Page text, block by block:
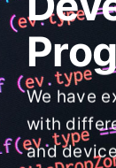
We have
with
and